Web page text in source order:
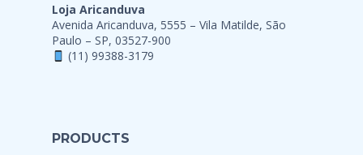
Loja Aricanduva
Avenida Aricanduva, 5555 – Vila Matilde, São
Paulo – SP, 03527-900
(11) 99388-3179
PRODUCTS